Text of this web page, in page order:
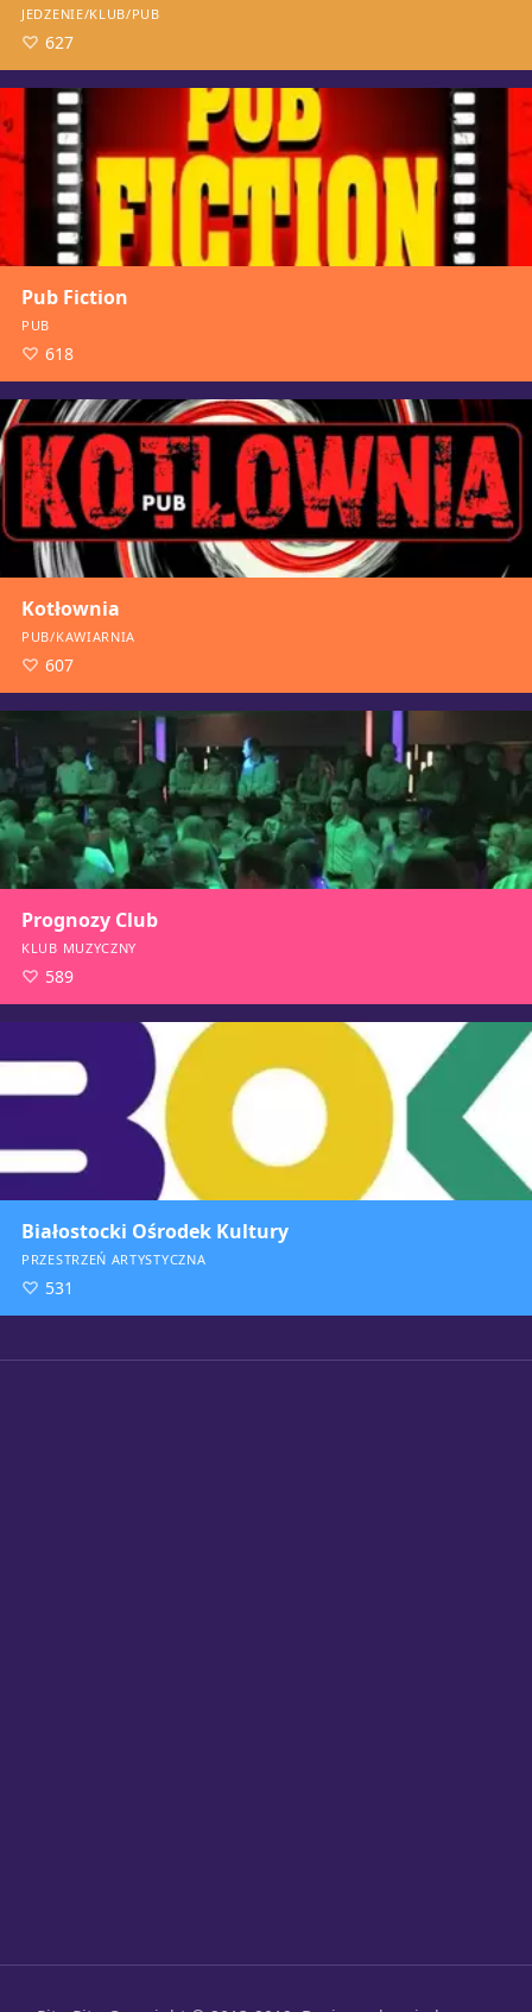
JEDZENIE/KLUB/PUB
627
Pub Fiction
PUB
618
Kotłownia
PUB/KAWIARNIA
607
Prognozy Club
KLUB MUZYCZNY
589
Białostocki Ośrodek Kultury
PRZESTRZEŃ ARTYSTYCZNA
531